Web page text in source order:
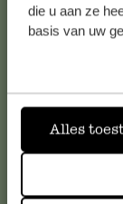
die u aan ze
basis van uw
Alles
Falls Sie Fragen
Sie sich bitte an
Online-